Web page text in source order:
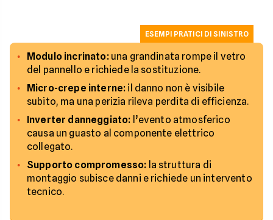
Modulo incrinato:una grandinata rompe il vetro
del pannello e richiede la sostituzione.
Micro-crepe interne: il danno non è visibile
subito, ma una perizia rileva perdita di efficienza.
Inverter danneggiato: l’evento atmosferico
causa un guasto al componente elettrico
collegato.
Supporto compromesso: la struttura di
montaggio subisce danni e richiede un intervento
tecnico.
ESEMPI PRATICI DI SINISTRO